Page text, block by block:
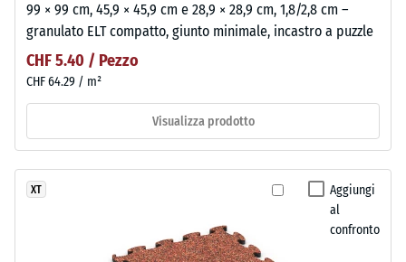
99 × 99 cm, 45,9 × 45,9 cm e 28,9 × 28,9 cm, 1,8/2,8 cm –
granulato ELT compatto, giunto minimale, incastro a puzzle
CHF 5.40 / Pezzo
CHF 64.29 / m²
Visualizza prodotto
Aggiungi
al
confronto
XT